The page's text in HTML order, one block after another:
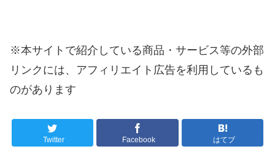
※本サイトで紹介している商品・サービス等の外部
リンクには、アフィリエイト広告を利用しているも
のがあります
Twitter Facebook はてブ